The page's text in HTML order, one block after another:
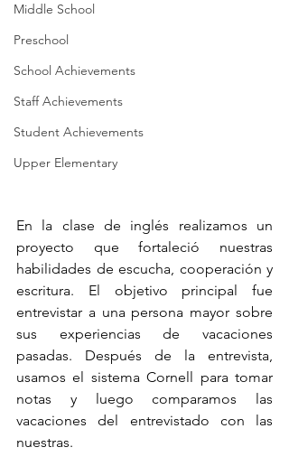
Middle School
Preschool
School Achievements
Staff Achievements
Student Achievements
Upper Elementary
En la clase de inglés realizamos un
proyecto que fortaleció nuestras
habilidades de escucha, cooperación y
escritura. El objetivo principal fue
entrevistar a una persona mayor sobre
sus experiencias de vacaciones
pasadas. Después de la entrevista,
usamos el sistema Cornell para tomar
notas y luego comparamos las
vacaciones del entrevistado con las
nuestras.